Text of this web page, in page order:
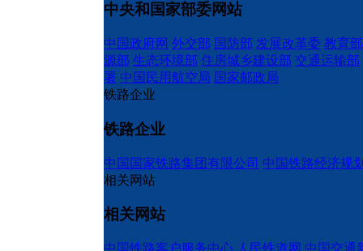
中央和国家部委网站
中国政府网 外交部 国防部 发展改革委 教育部
源部 生态环境部 住房城乡建设部 交通运输部
署 中国民用航空局 国家邮政局
铁路企业
铁路企业
中国国家铁路集团有限公司 中国铁路经济规
相关网站
相关网站
中国铁路客户服务中心 人民铁道网 中国交通